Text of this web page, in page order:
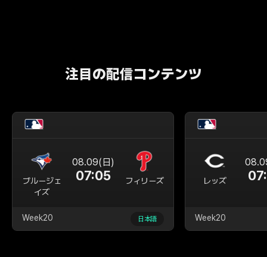
注目の配信コンテンツ
ブルージェ
イズ
08.09(日)
07:05 フィリーズ
Week20 日本語
レッズ
Week20